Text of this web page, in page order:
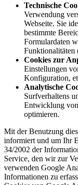
Technische
Verwendung
Webseite. Sie
bestimmte
Formulardaten
Funktionalitäten
Cookies zur
Einstellungen
Konfiguration,
Analytische
Surfverhaltens
Entwicklung
optimieren.
Mit der Benutzung
informiert und um Ihr
34/2002 der
Service, den wir zur
verwenden Google
Informationen zu